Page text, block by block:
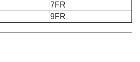
7FR
9FR